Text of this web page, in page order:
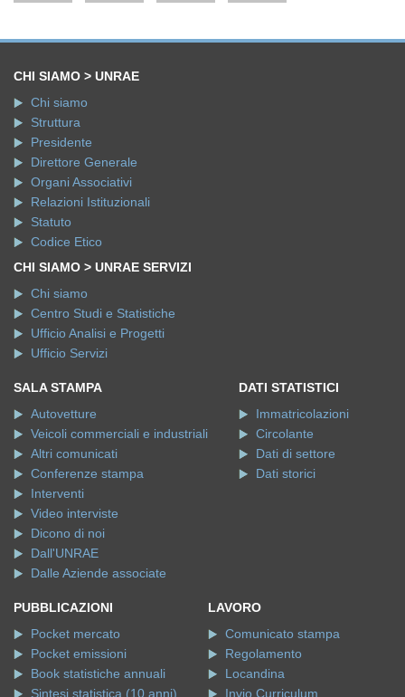
CHI SIAMO > UNRAE
Chi siamo
Struttura
Presidente
Direttore Generale
Organi Associativi
Relazioni Istituzionali
Statuto
Codice Etico
CHI SIAMO > UNRAE SERVIZI
Chi siamo
Centro Studi e Statistiche
Ufficio Analisi e Progetti
Ufficio Servizi
SALA STAMPA
Autovetture
Veicoli commerciali e industriali
Altri comunicati
Conferenze stampa
Interventi
Video interviste
Dicono di noi
Dall'UNRAE
Dalle Aziende associate
DATI STATISTICI
Immatricolazioni
Circolante
Dati di settore
Dati storici
PUBBLICAZIONI
Pocket mercato
Pocket emissioni
Book statistiche annuali
Sintesi statistica (10 anni)
LAVORO
Comunicato stampa
Regolamento
Locandina
Invio Curriculum